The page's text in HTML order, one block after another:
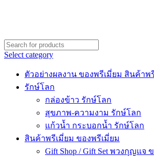
Select category
ตัวอย่างผลงาน ของพรีเมี่ยม สินค้าพ
รักษ์โลก
กล่องข้าว รักษ์โลก
สุขภาพ-ความงาม รักษ์โลก
แก้วน้ำ กระบอกน้ำ รักษ์โลก
สินค้าพรีเมี่ยม ของพรีเมี่ยม
Gift Shop / Gift Set พวงกุญแจ